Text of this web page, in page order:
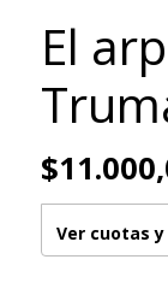
El
Ver cuotas